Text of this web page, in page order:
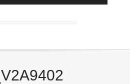
_V2A9402